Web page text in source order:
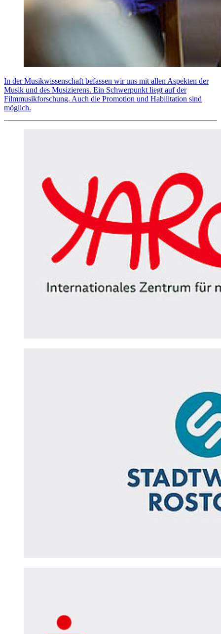
In der Musikwissenschaft befassen wir uns mit allen Aspekten der
Musik und des Musizierens. Ein Schwerpunkt liegt auf der
Filmmusikforschung. Auch die Promotion und Habilitation sind
möglich.